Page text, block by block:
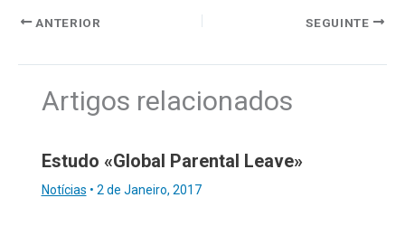
ANTERIOR SEGUINTE
Artigos relacionados
Estudo «Global Parental Leave»
Notícias • 2 de Janeiro, 2017